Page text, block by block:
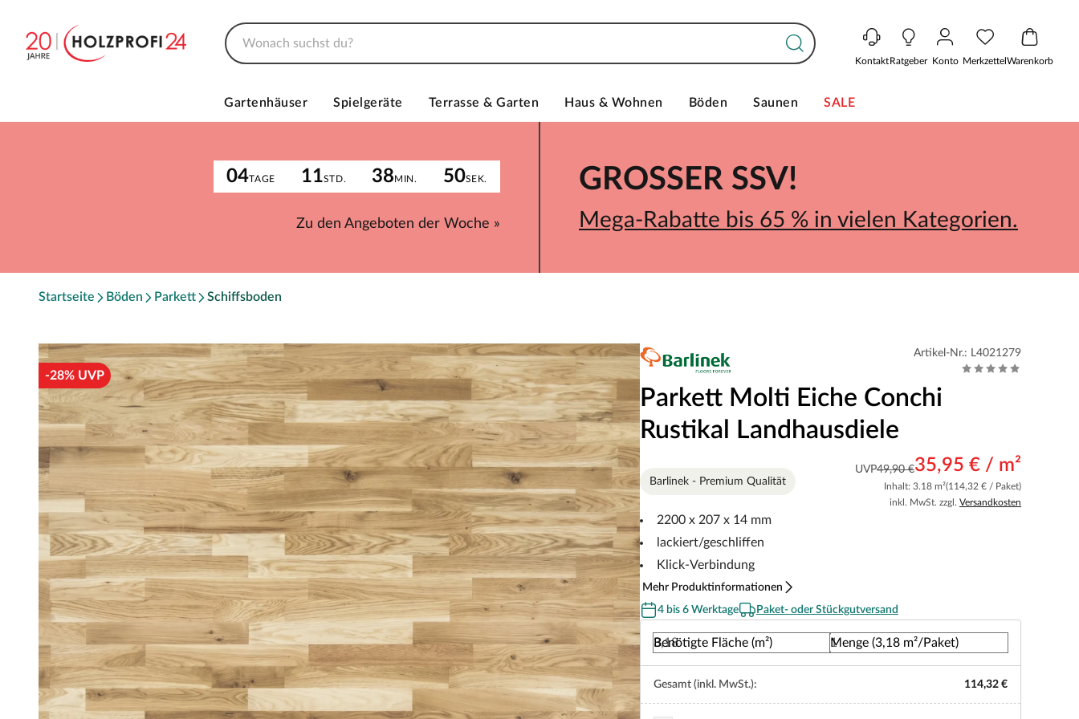
KontaktRatgeber Konto MerkzettelWarenkorb
Gartenhäuser Spielgeräte Terrasse & Garten Haus & Wohnen Böden Saunen SALE
04TAGE 11STD. 38MIN. 50SEK.
Zu den Angeboten der Woche »
GROSSER SSV!
Mega-Rabatte bis 65 % in vielen Kategorien.
Startseite Böden Parkett Schiffsboden
-28% UVP
Artikel-Nr.: L4021279
Parkett Molti Eiche Conchi
Rustikal Landhausdiele
UVP49,90 €35,95 € / m²
Inhalt: 3.18 m²(114,32 € / Paket)
inkl. MwSt. zzgl. Versandkosten
Barlinek - Premium Qualität
2200 x 207 x 14 mm
lackiert/geschliffen
Klick-Verbindung
Mehr Produktinformationen
4 bis 6 Werktage
Paket- oder Stückgutversand
Benötigte Fläche (m²) Menge (3,18 m²/Paket)
Gesamt (inkl. MwSt.): 114,32 €